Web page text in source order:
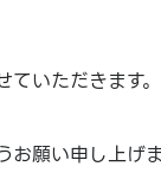
いただきます。
願い申し上げま